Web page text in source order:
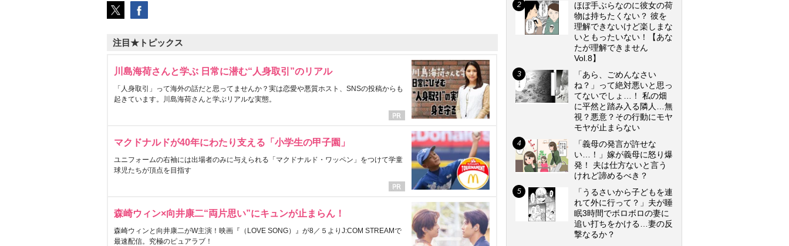
注目★トピックス
川島海荷さんと学ぶ 日常に潜む“人身取引”のリアル
「人身取引」って海外の話だと思ってませんか？実は恋愛や悪質ホスト、SNSの投稿からも
起きています。川島海荷さんと学ぶリアルな実態。
マクドナルドが40年にわたり支える「小学生の甲子園」
ユニフォームの右袖には出場者のみに与えられる「マクドナルド・ワッペン」をつけて学童
球児たちが頂点を目指す
森崎ウィン×向井康二“両片思い”にキュンが止まらん！
森崎ウィンと向井康二がW主演！映画『（LOVE SONG）』が8／５よりJ:COM STREAMで
最速配信。究極のピュアラブ！
ほぼ手ぶらなのに彼女の荷
物は持ちたくない？ 彼を
理解できないけど楽しまな
いともったいない！【あな
たが理解できません
Vol.8】
「あら、ごめんなさい
ね？」って絶対悪いと思っ
てないでしょ…！ 私の畑
に平然と踏み入る隣人…無
視？悪意？その行動にモヤ
モヤが止まらない
「義母の発言が許せな
い…！」嫁が義母に怒り爆
発！ 夫は仕方ないと言う
けれど諦めるべき？
「うるさいから子どもを連
れて外に行って？」夫が睡
眠3時間でボロボロの妻に
追い打ちをかける…妻の反
撃なるか？